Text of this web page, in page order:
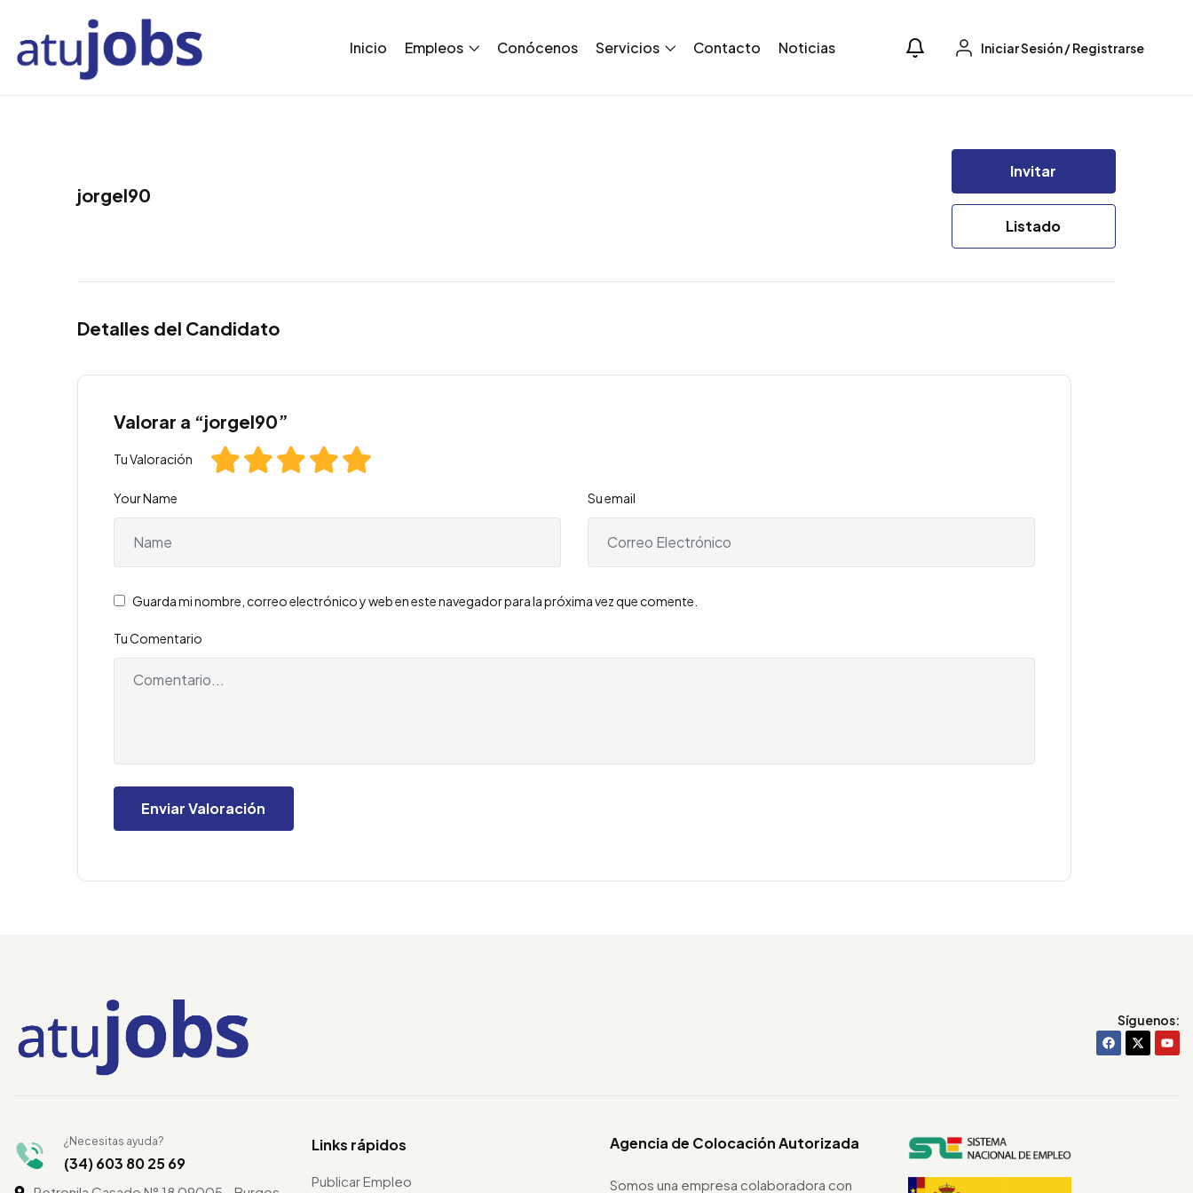
Inicio Empleos Conócenos Servicios Contacto Noticias Iniciar Sesión/Registrarse
jorgel90
Invitar
Listado
Detalles del Candidato
Valorar a “jorgel90”
Tu Valoración
Your Name Su email
Guarda mi nombre, correo electrónico y web en este navegador para la próxima vez que comente.
Tu Comentario
Síguenos:
¿Necesitas ayuda?
(34) 603 80 25 69
Links rápidos
Publicar Empleo
Agencia de Colocación Autorizada
Somos una empresa colaboradora con